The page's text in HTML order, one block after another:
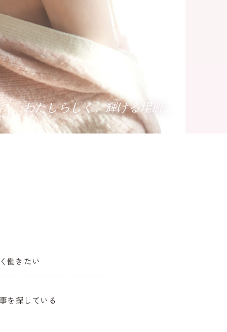
わたしらしく、輝ける場所。
働きたい
を探している